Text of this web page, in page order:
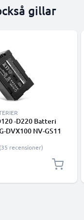
gillar
-D220 Batteri
DVX100 NV-GS11
NV-DS15,
ersättningsbatteri
(35 recensioner)